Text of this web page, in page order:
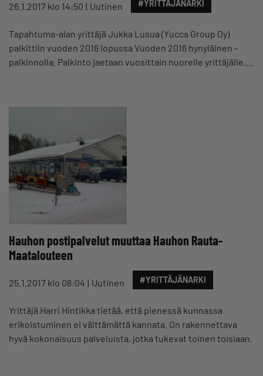
26.1.2017 klo 14:50 Uutinen #YRITTÄJÄNARKI
Tapahtuma-alan yrittäjä Jukka Lusua (Yucca Group Oy)
palkittiin vuoden 2016 lopussa Vuoden 2016 hynyläinen -
palkinnolla. Palkinto jaetaan vuosittain nuorelle yrittäjälle,…
Hauhon postipalvelut muuttaa Hauhon Rauta-
Maatalouteen
25.1.2017 klo 08:04 Uutinen #YRITTÄJÄNARKI
Yrittäjä Harri Hintikka tietää, että pienessä kunnassa
erikoistuminen ei välttämättä kannata. On rakennettava
hyvä kokonaisuus palveluista, jotka tukevat toinen toisiaan.